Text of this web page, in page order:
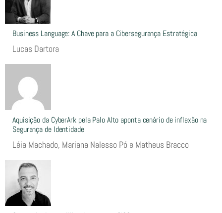
Business Language: A Chave para a Cibersegurança Estratégica
Lucas Dartora
Aquisição da CyberArk pela Palo Alto aponta cenário de inflexão na
Segurança de Identidade
Léia Machado, Mariana Nalesso Pó e Matheus Bracco